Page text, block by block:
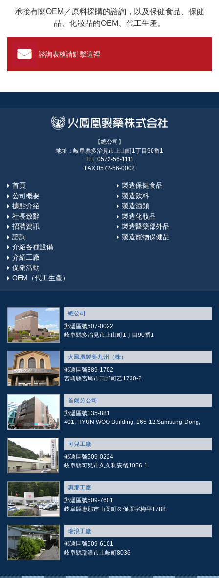
承接有關OEM／原料採購的諮詢，以及保健食品、保健
品、化妝品的OEM、代工生產。
諮詢表格請點擊這裡
【總公司】
地址：岐阜縣多治見市上山町1丁目90番1
TEL:0572-56-1111
FAX:0572-56-0002
首頁
公司概要
據點介紹
社長致辭
招聘資訊
諮詢
製造保健食品
製造飲料
製造酒類
製造化妝品
製造醫藥部外品
製造寵物保健品
介紹各種設備
介紹工廠
促銷活動
OEM（代工生產）
總公司
郵遞區號507-0022
岐阜縣多治見市上山町1丁目90番1
火鳳凰製藥九州（株）
郵遞區號889-1702
宮崎縣宮崎市田野町乙1730-2
首爾分公司
郵遞區號135-881
401, HYUN WOO Building, 165-12,Samsung-Dong,
可兒工廠
郵遞區號509-0224
岐阜縣可兒市久久利安後1056-1
惠那工廠
郵遞區號509-7601
岐阜縣惠那市山岡町久保原字梅平1788
瑞浪工廠
郵遞區號509-6101
岐阜縣瑞浪市土岐町8036